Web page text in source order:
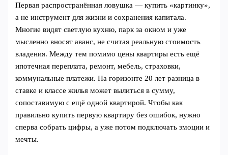
Первая распространённая ловушка — купить «картинку»,
а не инструмент для жизни и сохранения капитала.
Многие видят светлую кухню, парк за окном и уже
мысленно вносят аванс, не считая реальную стоимость
владения. Между тем помимо цены квартиры есть ещё
ипотечная переплата, ремонт, мебель, страховки,
коммунальные платежи. На горизонте 20 лет разница в
ставке и классе жилья может вылиться в сумму,
сопоставимую с ещё одной квартирой. Чтобы как
правильно купить первую квартиру без ошибок, нужно
сперва собрать цифры, а уже потом подключать эмоции и
мечты.